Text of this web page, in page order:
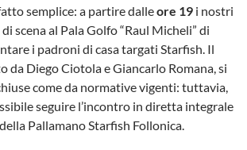
semplice: a partire dalleore 19 i nostri
scena al Pala Golfo “Raul Micheli” di
i padroni di casa targati Starfish. Il
da Diego Ciotola e Giancarlo Romana, si
come da normative vigenti: tuttavia,
seguire l’incontro in diretta integrale
Pallamano Starfish Follonica.